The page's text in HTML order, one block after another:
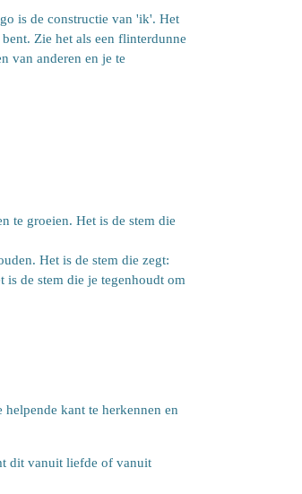
is de constructie van 'ik'. Het
Zie het als een flinterdunne
van anderen en je te
te groeien. Het is de stem die
Het is de stem die zegt:
de stem die je tegenhoudt om
kant te herkennen en
dit vanuit liefde of vanuit